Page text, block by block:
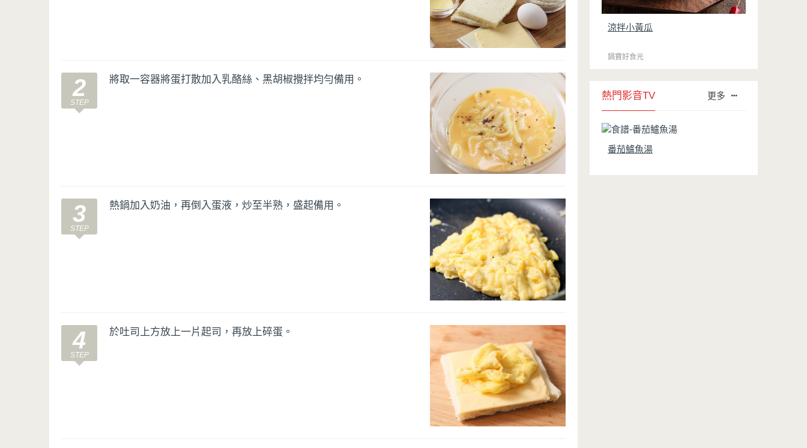
2 將取一容器將蛋打散加入乳酪絲、黑胡椒攪拌均勻備用。
3 熱鍋加入奶油，再倒入蛋液，炒至半熟，盛起備用。
4 於吐司上方放上一片起司，再放上碎蛋。
涼拌小黃瓜
鍋寶好食光
熱門影音TV 更多
番茄鱸魚湯